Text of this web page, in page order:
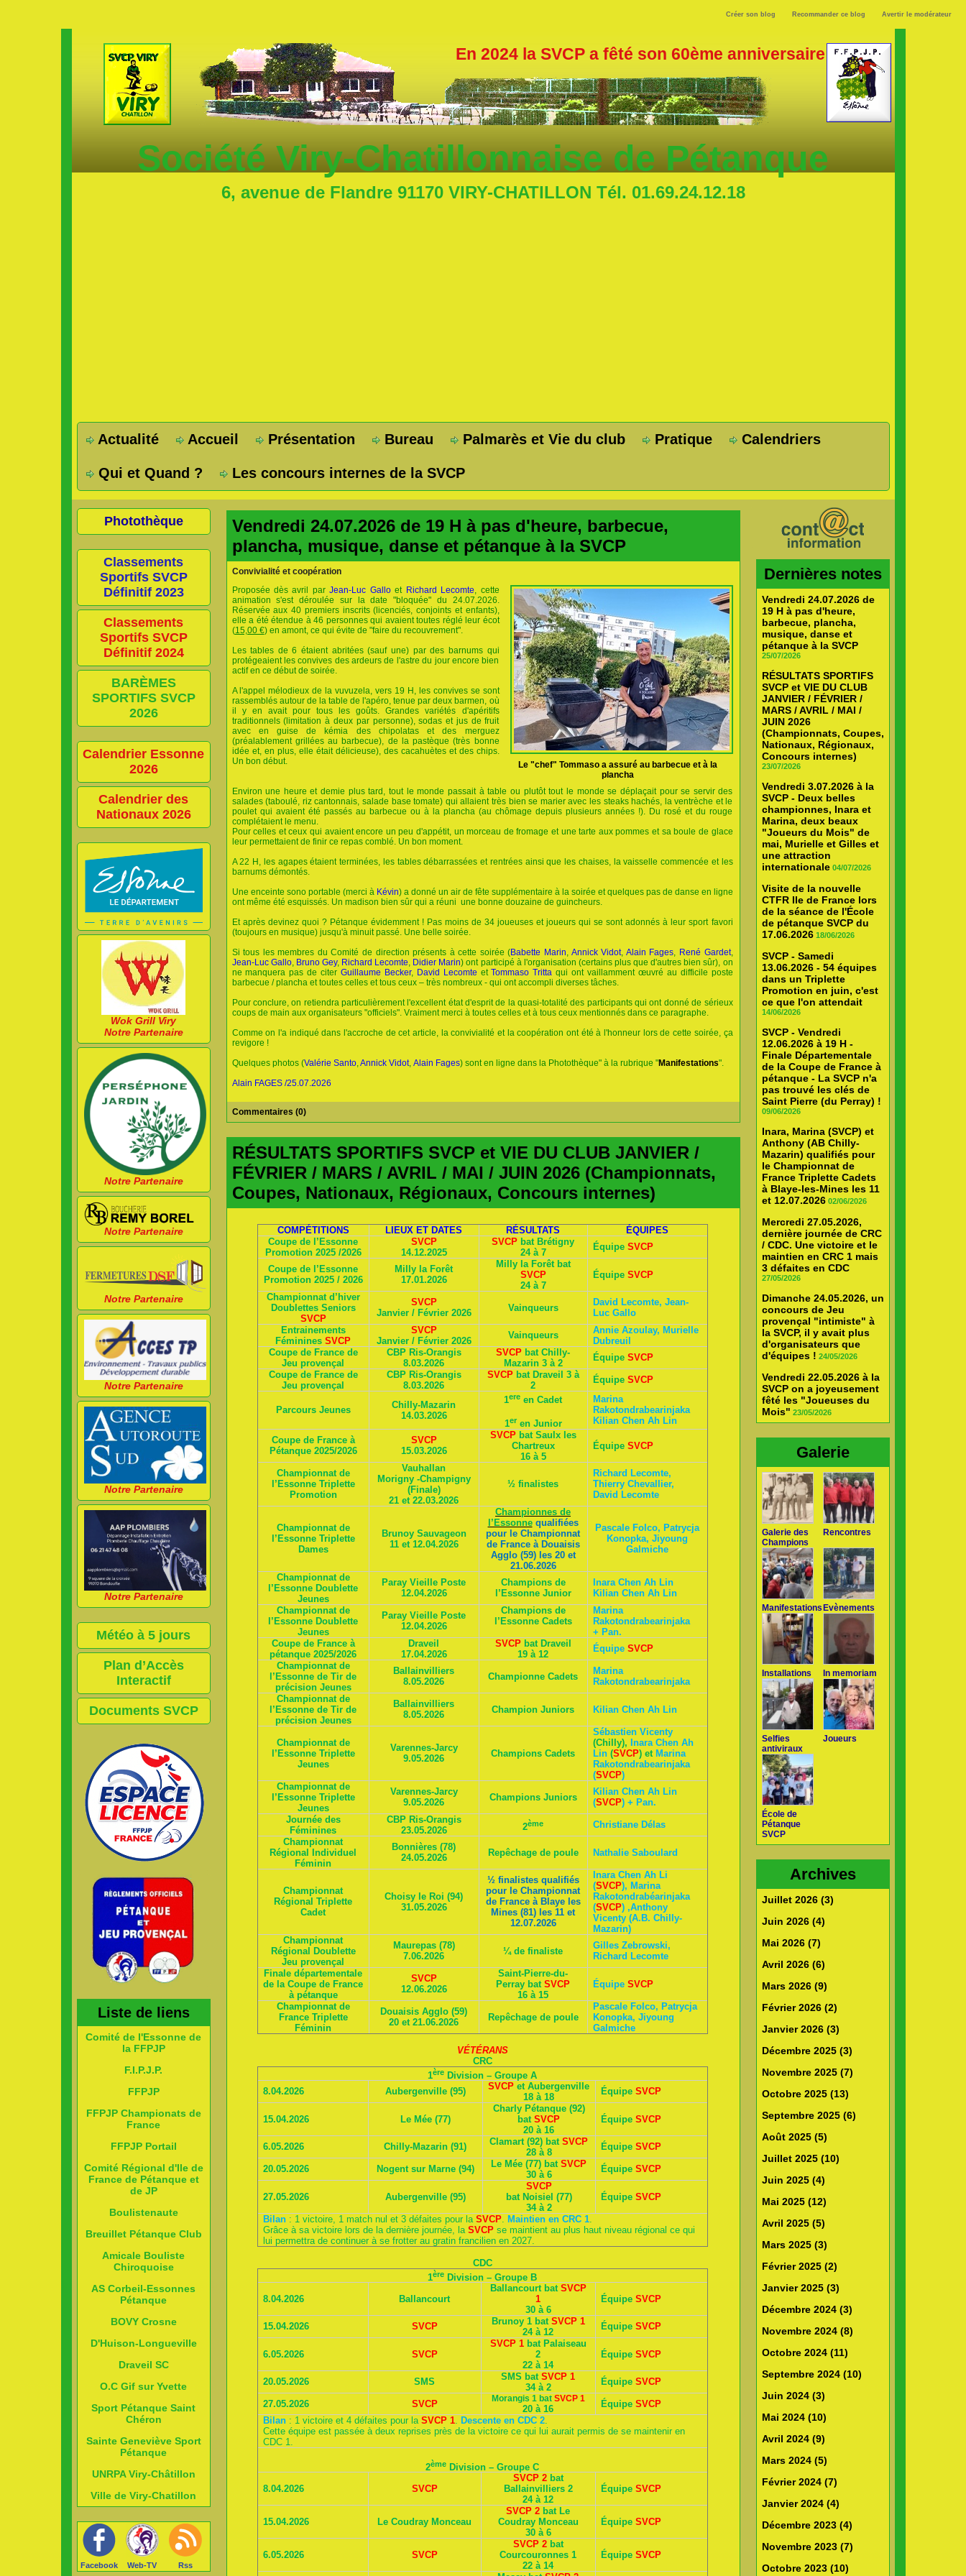
Créer son blog Recommander ce blog Avertir le modérateur
En 2024 la SVCP a fêté son 60ème anniversaire
Société Viry-Chatillonnaise de Pétanque
6, avenue de Flandre 91170 VIRY-CHATILLON Tél. 01.69.24.12.18
Actualité Accueil Présentation Bureau Palmarès et Vie du club Pratique Calendriers
Qui et Quand ? Les concours internes de la SVCP
Photothèque
Classements
Sportifs SVCP
Définitif 2023
Classements
Sportifs SVCP
Définitif 2024
BARÈMES
SPORTIFS SVCP
2026
Calendrier Essonne
2026
Calendrier des
Nationaux 2026
Wok Grill Viry
Notre Partenaire
Notre Partenaire
Notre Partenaire
Notre Partenaire
Notre Partenaire
Notre Partenaire
Notre Partenaire
Météo à 5 jours
Plan d’Accès
Interactif
Documents SVCP
Liste de liens
Comité de l'Essonne de
la FFPJP
F.I.P.J.P.
FFPJP
FFPJP Championats de
France
FFPJP Portail
Comité Régional d'Ile de
France de Pétanque et
de JP
Boulistenaute
Breuillet Pétanque Club
Amicale Bouliste
Chiroquoise
AS Corbeil-Essonnes
Pétanque
BOVY Crosne
D'Huison-Longueville
Draveil SC
O.C Gif sur Yvette
Sport Pétanque Saint
Chéron
Sainte Geneviève Sport
Pétanque
UNRPA Viry-Châtillon
Ville de Viry-Chatillon
Facebook Web-TV Rss
Vendredi 24.07.2026 de 19 H à pas d'heure, barbecue,
plancha, musique, danse et pétanque à la SVCP
Convivialité et coopération
Le "chef" Tommaso a assuré au barbecue et à la
plancha
Proposée dès avril parJean-Luc Galloet Richard Lecomte, cette
animation s'est déroulée sur la date "bloquée" du 24.07.2026.
Réservée aux 40 premiers inscrits (licenciés, conjoints et enfants),
elle a été étendue à 46 personnes qui avaient toutes réglé leur écot
(15,00 €) en amont, ce qui évite de "faire du recouvrement".
Les tables de 6 étaient abritées (sauf une) par des barnums qui
protégeaient les convives des ardeurs de l'astre du jour encore bien
actif en ce début de soirée.
A l'appel mélodieux de la vuvuzela, vers 19 H, les convives se sont
rassemblés autour de la table de l'apéro, tenue par deux barmen, où
il y en avait pour tous les goûts. Grandes variétés d'apéritifs
traditionnels (limitation à deux par personne), sodas et jus de fruit
avec en guise de kémia des chipolatas et des merguez
(préalablement grillées au barbecue), de la pastèque (très bonne
idée et, en plus, elle était délicieuse), des cacahuètes et des chips.
Un bon début.
Environ une heure et demie plus tard, tout le monde passait à table ou plutôt tout le monde se déplaçait pour se servir des
salades (taboulé, riz cantonnais, salade base tomate) qui allaient très bien se marier avec les steaks hachés, la ventrèche et le
poulet qui avaient été passés au barbecue ou à la plancha (au chômage depuis plusieurs années !). Du rosé et du rouge
complétaient le menu.
Pour celles et ceux qui avaient encore un peu d'appétit, un morceau de fromage et une tarte aux pommes et sa boule de glace
leur permettaient de finir ce repas comblé. Un bon moment.
A 22 H, les agapes étaient terminées, les tables débarrassées et rentrées ainsi que les chaises, la vaisselle commencée et les
barnums démontés.
Une enceinte sono portable (merci à Kévin) a donné un air de fête supplémentaire à la soirée et quelques pas de danse en ligne
ont même été esquissés. Un madison bien sûr qui a réuni une bonne douzaine de guincheurs.
Et après devinez quoi ? Pétanque évidemment ! Pas moins de 34 joueuses et joueurs qui se sont adonnés à leur sport favori
(toujours en musique) jusqu'à minuit passé. Une belle soirée.
Si tous les membres du Comité de direction présents à cette soirée (Babette Marin, Annick Vidot, Alain Fages, René Gardet,
Jean-Luc Gallo, Bruno Gey, Richard Lecomte, Didier Marin) ont participé à l'organisation (certains plus que d'autres bien sûr), on
ne manquera pas de citer Guillaume Becker, David Lecomte etTommaso Trittaqui ont vaillamment œuvré au difficile poste
barbecue / plancha et toutes celles et tous ceux – très nombreux - qui ont accompli diverses tâches.
Pour conclure, on retiendra particulièrement l'excellent état d'esprit de la quasi-totalité des participants qui ont donné de sérieux
coups de main aux organisateurs "officiels". Vraiment merci à toutes celles et à tous ceux mentionnés dans ce paragraphe.
Comme on l'a indiqué dans l'accroche de cet article, la convivialité et la coopération ont été à l'honneur lors de cette soirée, ça
revigore !
Quelques photos (Valérie Santo,Annick Vidot, Alain Fages) sont en ligne dans la Photothèque" à la rubrique "Manifestations".
Alain FAGES /25.07.2026
Commentaires (0)
RÉSULTATS SPORTIFS SVCP et VIE DU CLUB JANVIER /
FÉVRIER / MARS / AVRIL / MAI / JUIN 2026 (Championnats,
Coupes, Nationaux, Régionaux, Concours internes)
COMPÉTITIONS LIEUX ET DATES RÉSULTATS
ÉQUIPES
Coupe de l’Essonne
Promotion 2025 /2026
SVCP
14.12.2025
SVCP bat Brétigny
24 à 7
Équipe SVCP
Coupe de l’Essonne
Promotion 2025 / 2026
Milly la Forêt
17.01.2026
Milly la Forêt bat
SVCP
24 à 7
Équipe SVCP
Championnat d’hiver
Doublettes Seniors
SVCP
SVCP
Janvier / Février 2026
Vainqueurs
David Lecomte, Jean-
Luc Gallo
Entrainements
Féminines SVCP
SVCP
Janvier / Février 2026
Vainqueurs
Annie Azoulay, Murielle
Dubreuil
Coupe de France de
Jeu provençal
CBP Ris-Orangis
8.03.2026
SVCP bat Chilly-
Mazarin 3 à 2
Équipe SVCP
Coupe de France de
Jeu provençal
CBP Ris-Orangis
8.03.2026
SVCP bat Draveil 3 à
2
Équipe SVCP
Parcours Jeunes
Chilly-Mazarin
14.03.2026
1ere en Cadet
1eren Junior
Marina
Rakotondrabearinjaka
Kilian Chen Ah Lin
Coupe de France à
Pétanque 2025/2026
SVCP
15.03.2026
SVCPbat Saulx les
Chartreux
16 à 5
Équipe SVCP
Championnat de
l’Essonne Triplette
Promotion
Vauhallan
Morigny -Champigny
(Finale)
21 et 22.03.2026
½ finalistes
Richard Lecomte,
Thierry Chevallier,
David Lecomte
Championnat de
l’Essonne Triplette
Dames
Brunoy Sauvageon
11 et 12.04.2026
Championnes de
l’Essonne qualifiées
pour le Championnat
de France à Douaisis
Agglo (59) les 20 et
21.06.2026
Pascale Folco, Patrycja
Konopka, Jiyoung
Galmiche
Championnat de
l’Essonne Doublette
Jeunes
Paray Vieille Poste
12.04.2026
Champions de
l’Essonne Junior
Inara Chen Ah Lin
Kilian Chen Ah Lin
Championnat de
l’Essonne Doublette
Jeunes
Paray Vieille Poste
12.04.2026
Champions de
l’Essonne Cadets
Marina
Rakotondrabearinjaka
+ Pan.
Coupe de France à
pétanque 2025/2026
Draveil
17.04.2026
SVCPbat Draveil
19 à 12
Équipe SVCP
Championnat de
l’Essonne de Tir de
précision Jeunes
Ballainvilliers
8.05.2026
Championne Cadets
Marina
Rakotondrabearinjaka
Championnat de
l’Essonne de Tir de
précision Jeunes
Ballainvilliers
8.05.2026
Champion Juniors Kilian Chen Ah Lin
Championnat de
l’Essonne Triplette
Jeunes
Varennes-Jarcy
9.05.2026
Champions Cadets
Sébastien Vicenty
(Chilly), Inara Chen Ah
Lin(SVCP) etMarina
Rakotondrabearinjaka
(SVCP)
Championnat de
l’Essonne Triplette
Jeunes
Varennes-Jarcy
9.05.2026
Champions Juniors
Kilian Chen Ah Lin
(SVCP) + Pan.
Journée des
Féminines
CBP Ris-Orangis
23.05.2026
2ème
Christiane Délas
Championnat
Régional Individuel
Féminin
Bonnières (78)
24.05.2026
Repêchage de poule Nathalie Saboulard
Championnat
Régional Triplette
Cadet
Choisy le Roi (94)
31.05.2026
½ finalistes qualifiés
pour le Championnat
de France à Blaye les
Mines (81) les 11 et
12.07.2026
Inara Chen Ah Li
(SVCP), Marina
Rakotondrabéarinjaka
(SVCP) ,Anthony
Vicenty (A.B. Chilly-
Mazarin)
Championnat
Régional Doublette
Jeu provençal
Maurepas (78)
7.06.2026
¼ de finaliste
Gilles Zebrowski,
Richard Lecomte
Finale départementale
de la Coupe de France
à pétanque
SVCP
12.06.2026
Saint-Pierre-du-
Perray batSVCP
16 à 15
Équipe SVCP
Championnat de
France Triplette
Féminin
Douaisis Agglo (59)
20 et 21.06.2026
Repêchage de poule
Pascale Folco, Patrycja
Konopka, Jiyoung
Galmiche
VÉTÉRANS
CRC
1ère Division – Groupe A
8.04.2026
Aubergenville (95) SVCP et Aubergenville
18 à 18
Équipe SVCP
15.04.2026 Le Mée (77)
Charly Pétanque (92)
bat SVCP
20 à 16
Équipe SVCP
6.05.2026 Chilly-Mazarin (91) Clamart (92) bat SVCP
28 à 8
Équipe SVCP
20.05.2026 Nogent sur Marne (94) Le Mée (77) bat SVCP
30 à 6
Équipe SVCP
27.05.2026 Aubergenville (95)
SVCP
bat Noisiel (77)
34 à 2
Équipe SVCP
Bilan: 1 victoire, 1 match nul et 3 défaites pour la SVCP. Maintien en CRC 1.
Grâce à sa victoire lors de la dernière journée, la SVCP se maintient au plus haut niveau régional ce qui
lui permettra de continuer à se frotter au gratin francilien en 2027.
CDC
1ère Division – Groupe B
8.04.2026 Ballancourt
Ballancourt bat SVCP
1
30 à 6
Équipe SVCP
15.04.2026 SVCP Brunoy 1 batSVCP 1
24 à 12
Équipe SVCP
6.05.2026 SVCP
SVCP 1bat Palaiseau
2
22 à 14
Équipe SVCP
20.05.2026 SMS SMS batSVCP 1
34 à 2
Équipe SVCP
27.05.2026 SVCP Morangis 1 bat SVCP 1
20 à 16 Équipe SVCP
Bilan: 1 victoire et 4 défaites pour la SVCP 1. Descente en CDC 2.
Cette équipe est passée à deux reprises près de la victoire ce qui lui aurait permis de se maintenir en
CDC 1.
2ème Division – Groupe C
8.04.2026 SVCP
SVCP 2 bat
Ballainvilliers 2
24 à 12
Équipe SVCP
15.04.2026 Le Coudray Monceau
SVCP 2 bat Le
Coudray Monceau
30 à 6
Équipe SVCP
6.05.2026 SVCP
SVCP 2bat
Courcouronnes 1
22 à 14
Équipe SVCP
Dernières notes
Vendredi 24.07.2026 de
19 H à pas d'heure,
barbecue, plancha,
musique, danse et
pétanque à la SVCP
25/07/2026
RÉSULTATS SPORTIFS
SVCP et VIE DU CLUB
JANVIER / FÉVRIER /
MARS / AVRIL / MAI /
JUIN 2026
(Championnats, Coupes,
Nationaux, Régionaux,
Concours internes)
23/07/2026
Vendredi 3.07.2026 à la
SVCP - Deux belles
championnes, Inara et
Marina, deux beaux
"Joueurs du Mois" de
mai, Murielle et Gilles et
une attraction
internationale 04/07/2026
Visite de la nouvelle
CTFR Ile de France lors
de la séance de l'École
de pétanque SVCP du
17.06.2026 18/06/2026
SVCP - Samedi
13.06.2026 - 54 équipes
dans un Triplette
Promotion en juin, c'est
ce que l'on attendait
14/06/2026
SVCP - Vendredi
12.06.2026 à 19 H -
Finale Départementale
de la Coupe de France à
pétanque - La SVCP n'a
pas trouvé les clés de
Saint Pierre (du Perray) !
09/06/2026
Inara, Marina (SVCP) et
Anthony (AB Chilly-
Mazarin) qualifiés pour
le Championnat de
France Triplette Cadets
à Blaye-les-Mines les 11
et 12.07.2026 02/06/2026
Mercredi 27.05.2026,
dernière journée de CRC
/ CDC. Une victoire et le
maintien en CRC 1 mais
3 défaites en CDC
27/05/2026
Dimanche 24.05.2026, un
concours de Jeu
provençal "intimiste" à
la SVCP, il y avait plus
d'organisateurs que
d'équipes ! 24/05/2026
Vendredi 22.05.2026 à la
SVCP on a joyeusement
fêté les "Joueuses du
Mois" 23/05/2026
Galerie
Galerie des
Champions
Rencontres
Manifestations Evènements
Installations In memoriam
Selfies
antiviraux
Joueurs
École de
Pétanque
SVCP
Archives
Juillet 2026 (3)
Juin 2026 (4)
Mai 2026 (7)
Avril 2026 (6)
Mars 2026 (9)
Février 2026 (2)
Janvier 2026 (3)
Décembre 2025 (3)
Novembre 2025 (7)
Octobre 2025 (13)
Septembre 2025 (6)
Août 2025 (5)
Juillet 2025 (10)
Juin 2025 (4)
Mai 2025 (12)
Avril 2025 (5)
Mars 2025 (3)
Février 2025 (2)
Janvier 2025 (3)
Décembre 2024 (3)
Novembre 2024 (8)
Octobre 2024 (11)
Septembre 2024 (10)
Juin 2024 (3)
Mai 2024 (10)
Avril 2024 (9)
Mars 2024 (5)
Février 2024 (7)
Janvier 2024 (4)
Décembre 2023 (4)
Novembre 2023 (7)
Octobre 2023 (10)